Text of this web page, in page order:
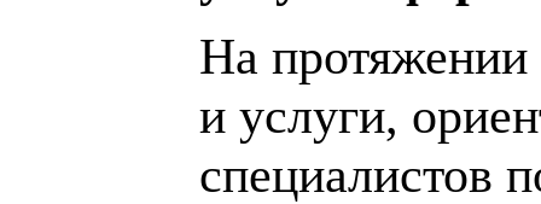
На протяжении
и услуги,
специалистов